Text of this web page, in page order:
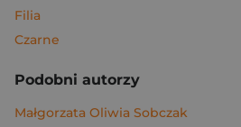
Filia
Czarne
Podobni autorzy
Małgorzata Oliwia Sobczak